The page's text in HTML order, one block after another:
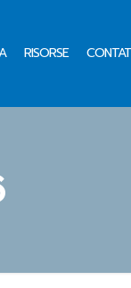
RISORSE